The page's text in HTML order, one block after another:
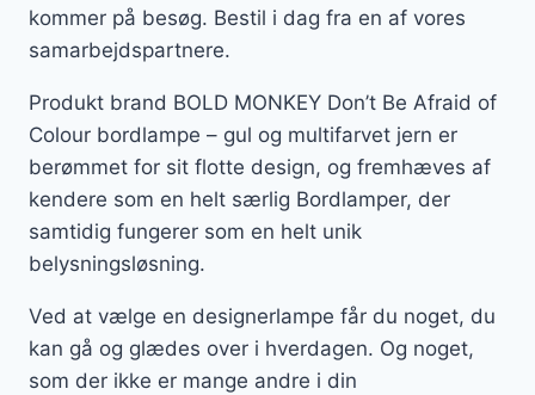
kommer på besøg. Bestil i dag fra en af vores
samarbejdspartnere.
Produkt brand BOLD MONKEY Don’t Be Afraid of
Colour bordlampe – gul og multifarvet jern er
berømmet for sit flotte design, og fremhæves af
kendere som en helt særlig Bordlamper, der
samtidig fungerer som en helt unik
belysningsløsning.
Ved at vælge en designerlampe får du noget, du
kan gå og glædes over i hverdagen. Og noget,
som der ikke er mange andre i din